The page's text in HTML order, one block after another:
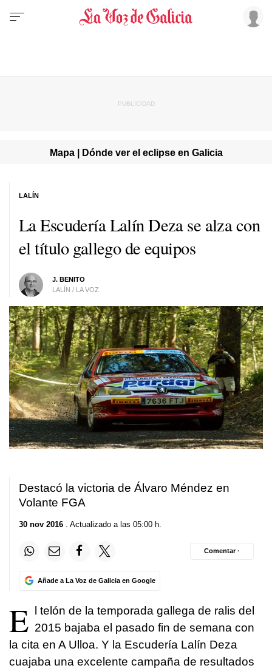
Mapa | Dónde ver el eclipse en Galicia
La Escudería Lalín Deza se alza con
el título gallego de equipos
J. BENITO
LALÍN / LA VOZ
LALÍN
Destacó la victoria de Álvaro Méndez en
Volante FGA
30 nov 2016 . Actualizado a las 05:00 h.
Añade a La Voz de Galicia en Google
Comentar ·
E l telón de la temporada gallega de ralis del
2015 bajaba el pasado fin de semana con
la cita en A Ulloa. Y la Escudería Lalín Deza
cuajaba una excelente campaña de resultados